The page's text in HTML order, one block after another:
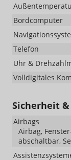
Bordcomputer
Telefon
Uhr &
Volldigitales
Sicherheit
Airbags
Airbag,
abschaltbar,